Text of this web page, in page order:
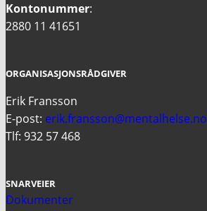
Kontonummer:
2880 11 41651
ORGANISASJONSRÅDGIVER
Erik Fransson
E-post: erik.fransson@mentalhelse.no
Tlf: 932 57 468
SNARVEIER
Dokumenter